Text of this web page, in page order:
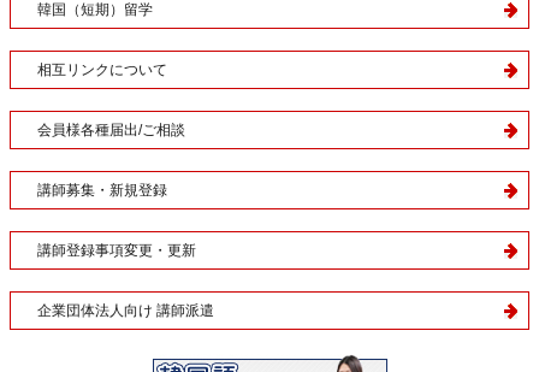
韓国（短期）留学
相互リンクについて
会員様各種届出/ご相談
講師募集・新規登録
講師登録事項変更・更新
企業団体法人向け 講師派遣